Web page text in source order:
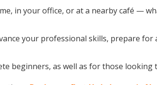
in your office, or at a nearby café —
your professional skills, prepare
beginners, as well as for those looking